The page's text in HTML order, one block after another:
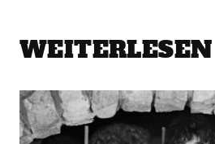
WEITERLESEN